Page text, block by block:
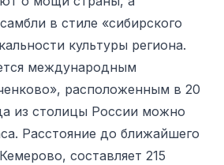
в стиле «сибирского
культуры региона.
международным
расположенным в 20
из столицы России можно
Расстояние до ближайшего
составляет 215